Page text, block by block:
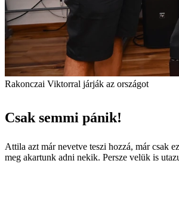
Rakonczai Viktorral járják az országot
Csak semmi pánik!
Attila azt már nevetve teszi hozzá, már csak
meg akartunk adni nekik. Persze velük is